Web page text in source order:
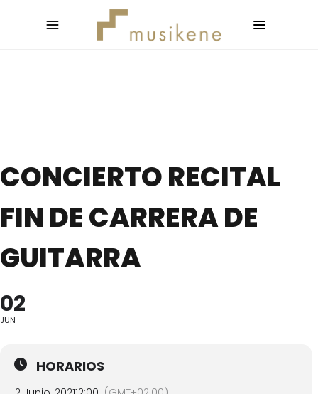
CONCIERTO RECITAL
FIN DE CARRERA DE
GUITARRA
02
JUN
HORARIOS